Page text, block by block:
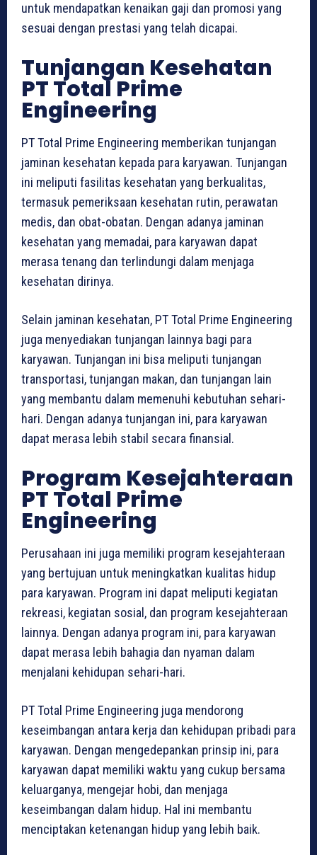
untuk mendapatkan kenaikan gaji dan promosi yang
sesuai dengan prestasi yang telah dicapai.
Tunjangan Kesehatan
PT Total Prime
Engineering
PT Total Prime Engineering memberikan tunjangan
jaminan kesehatan kepada para karyawan. Tunjangan
ini meliputi fasilitas kesehatan yang berkualitas,
termasuk pemeriksaan kesehatan rutin, perawatan
medis, dan obat-obatan. Dengan adanya jaminan
kesehatan yang memadai, para karyawan dapat
merasa tenang dan terlindungi dalam menjaga
kesehatan dirinya.
Selain jaminan kesehatan, PT Total Prime Engineering
juga menyediakan tunjangan lainnya bagi para
karyawan. Tunjangan ini bisa meliputi tunjangan
transportasi, tunjangan makan, dan tunjangan lain
yang membantu dalam memenuhi kebutuhan sehari-
hari. Dengan adanya tunjangan ini, para karyawan
dapat merasa lebih stabil secara finansial.
Program Kesejahteraan
PT Total Prime
Engineering
Perusahaan ini juga memiliki program kesejahteraan
yang bertujuan untuk meningkatkan kualitas hidup
para karyawan. Program ini dapat meliputi kegiatan
rekreasi, kegiatan sosial, dan program kesejahteraan
lainnya. Dengan adanya program ini, para karyawan
dapat merasa lebih bahagia dan nyaman dalam
menjalani kehidupan sehari-hari.
PT Total Prime Engineering juga mendorong
keseimbangan antara kerja dan kehidupan pribadi para
karyawan. Dengan mengedepankan prinsip ini, para
karyawan dapat memiliki waktu yang cukup bersama
keluarganya, mengejar hobi, dan menjaga
keseimbangan dalam hidup. Hal ini membantu
menciptakan ketenangan hidup yang lebih baik.